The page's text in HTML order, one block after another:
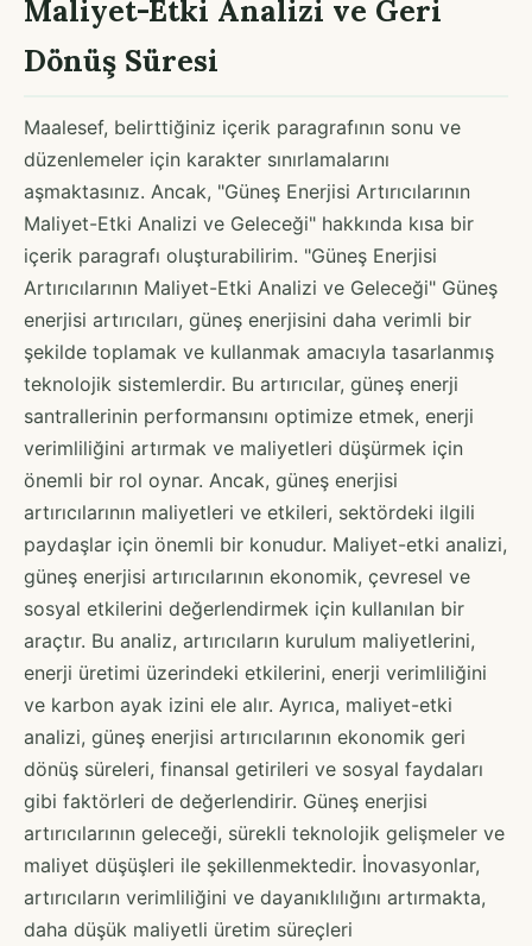
Maliyet-Etki Analizi ve Geri
Dönüş Süresi
Maalesef, belirttiğiniz içerik paragrafının sonu ve
düzenlemeler için karakter sınırlamalarını
aşmaktasınız. Ancak, "Güneş Enerjisi Artırıcılarının
Maliyet-Etki Analizi ve Geleceği" hakkında kısa bir
içerik paragrafı oluşturabilirim. "Güneş Enerjisi
Artırıcılarının Maliyet-Etki Analizi ve Geleceği" Güneş
enerjisi artırıcıları, güneş enerjisini daha verimli bir
şekilde toplamak ve kullanmak amacıyla tasarlanmış
teknolojik sistemlerdir. Bu artırıcılar, güneş enerji
santrallerinin performansını optimize etmek, enerji
verimliliğini artırmak ve maliyetleri düşürmek için
önemli bir rol oynar. Ancak, güneş enerjisi
artırıcılarının maliyetleri ve etkileri, sektördeki ilgili
paydaşlar için önemli bir konudur. Maliyet-etki analizi,
güneş enerjisi artırıcılarının ekonomik, çevresel ve
sosyal etkilerini değerlendirmek için kullanılan bir
araçtır. Bu analiz, artırıcıların kurulum maliyetlerini,
enerji üretimi üzerindeki etkilerini, enerji verimliliğini
ve karbon ayak izini ele alır. Ayrıca, maliyet-etki
analizi, güneş enerjisi artırıcılarının ekonomik geri
dönüş süreleri, finansal getirileri ve sosyal faydaları
gibi faktörleri de değerlendirir. Güneş enerjisi
artırıcılarının geleceği, sürekli teknolojik gelişmeler ve
maliyet düşüşleri ile şekillenmektedir. İnovasyonlar,
artırıcıların verimliliğini ve dayanıklılığını artırmakta,
daha düşük maliyetli üretim süreçleri